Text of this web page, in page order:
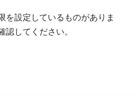
設定しているものがありま
認してください。